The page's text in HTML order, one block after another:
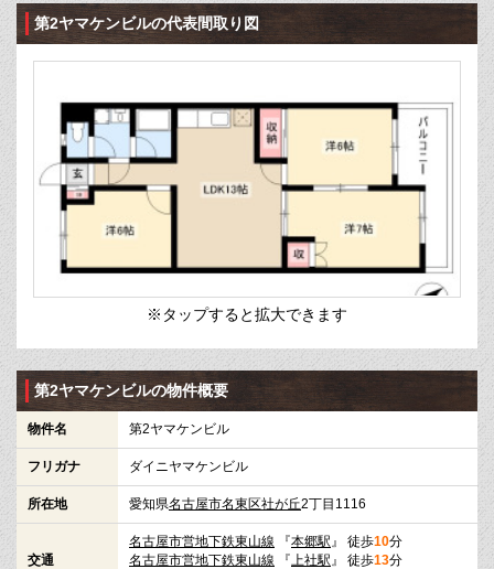
第2ヤマケンビルの代表間取り図
※タップすると拡大できます
第2ヤマケンビルの物件概要
物件名 第2ヤマケンビル
フリガナ ダイニヤマケンビル
所在地 愛知県名古屋市名東区社が丘2丁目1116
交通
名古屋市営地下鉄東山線 『本郷駅 』 徒歩10分
名古屋市営地下鉄東山線 『 上社駅 』 徒歩13分